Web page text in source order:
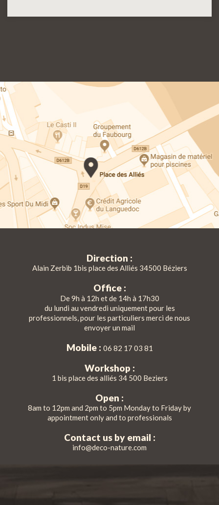
Direction :
Alain Zerbib 1bis place des Alliés 34500 Béziers
Office :
De 9h à 12h et de 14h à 17h30
du lundi au vendredi uniquement pour les
professionnels, pour les particuliers merci de nous
envoyer un mail
Mobile : 06 82 17 03 81
Workshop :
1 bis place des alliés 34 500 Beziers
Open :
8am to 12pm and 2pm to 5pm Monday to Friday by
appointment only and to professionals
Contact us by email :
info@deco-nature.com